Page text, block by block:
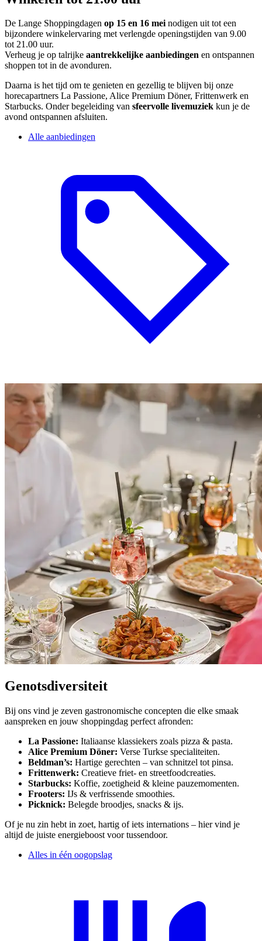
De Lange Shoppingdagen op 15 en 16 meinodigen uit tot een
bijzondere winkelervaring met verlengde openingstijden van 9.00
tot 21.00 uur.
Verheug je op talrijke aantrekkelijke aanbiedingen en ontspannen
shoppen tot in de avonduren.
Daarna is het tijd om te genieten en gezellig te blijven bij onze
horecapartners La Passione, Alice Premium Döner, Frittenwerk en
Starbucks. Onder begeleiding van sfeervolle livemuziek kun je de
avond ontspannen afsluiten.
Alle aanbiedingen
Genotsdiversiteit
Bij ons vind je zeven gastronomische concepten die elke smaak
aanspreken en jouw shoppingdag perfect afronden:
La Passione: Italiaanse klassiekers zoals pizza & pasta.
Alice Premium Döner: Verse Turkse specialiteiten.
Beldman’s: Hartige gerechten – van schnitzel tot pinsa.
Frittenwerk: Creatieve friet‑ en streetfoodcreaties.
Starbucks: Koffie, zoetigheid & kleine pauzemomenten.
Frooters: IJs & verfrissende smoothies.
Picknick: Belegde broodjes, snacks & ijs.
Of je nu zin hebt in zoet, hartig of iets internations – hier vind je
altijd de juiste energieboost voor tussendoor.
Alles in één oogopslag